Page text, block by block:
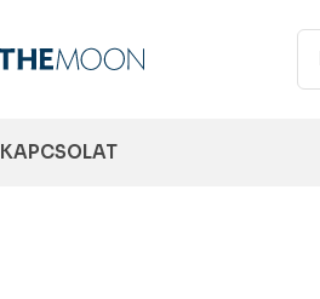
KAPCSOLAT